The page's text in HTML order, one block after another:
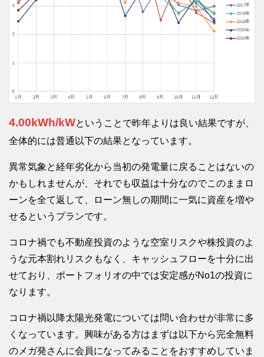
4.00kWh/kWということで昨年よりは良い結果ですが、
全体的には普通以下の結果となっています。
異常気象と経年劣化から当初の発電量に戻ることはないの
かもしれませんが、それでも収益は十分なのでこのままロ
ーンを全て返して、ローン無しの期間に一気に資産を増や
せるというプランです。
コロナ禍でも不動産投資のような空室リスクや株投資のよ
うな元本割れリスクもなく、キャッシュフローを十分に出
せており、ポートフォリオの中では安定感がNo1の投資に
なります。
コロナ禍以降太陽光発電については問い合わせが非常に多
くなっています。興味がある方はまずは以下から完全無料
のメガ発さんに会員になってみることをおすすめしていま